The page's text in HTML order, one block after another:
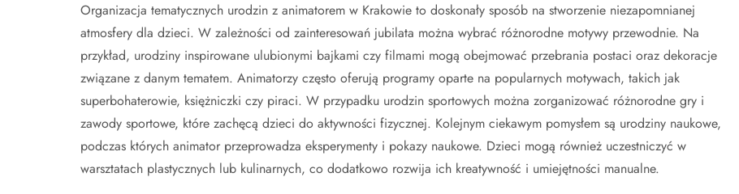
Organizacja tematycznych urodzin z animatorem w Krakowie to doskonały sposób na stworzenie niezapomnianej
atmosfery dla dzieci. W zależności od zainteresowań jubilata można wybrać różnorodne motywy przewodnie. Na
przykład, urodziny inspirowane ulubionymi bajkami czy filmami mogą obejmować przebrania postaci oraz dekoracje
związane z danym tematem. Animatorzy często oferują programy oparte na popularnych motywach, takich jak
superbohaterowie, księżniczki czy piraci. W przypadku urodzin sportowych można zorganizować różnorodne gry i
zawody sportowe, które zachęcą dzieci do aktywności fizycznej. Kolejnym ciekawym pomysłem są urodziny naukowe,
podczas których animator przeprowadza eksperymenty i pokazy naukowe. Dzieci mogą również uczestniczyć w
warsztatach plastycznych lub kulinarnych, co dodatkowo rozwija ich kreatywność i umiejętności manualne.